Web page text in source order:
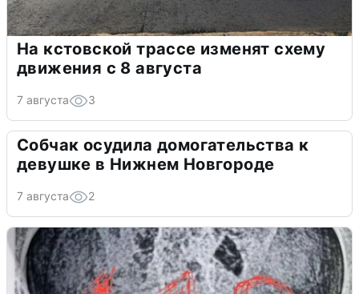
На кстовской трассе изменят схему
движения с 8 августа
7 августа 3
Собчак осудила домогательства к
девушке в Нижнем Новгороде
7 августа 2